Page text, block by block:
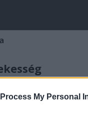
My Personal